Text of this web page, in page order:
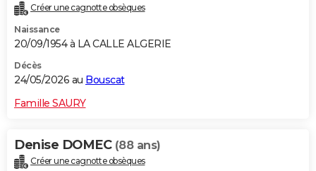
Créer une cagnotte obsèques
Naissance
20/09/1954 à LA CALLE ALGERIE
Décès
24/05/2026 au Bouscat
Famille SAURY
Denise DOMEC (88 ans)
Créer une cagnotte obsèques